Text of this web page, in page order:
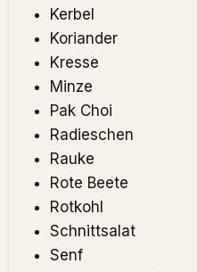
Kerbel
Koriander
Kresse
Minze
Pak Choi
Radieschen
Rauke
Rote Beete
Rotkohl
Schnittsalat
Senf